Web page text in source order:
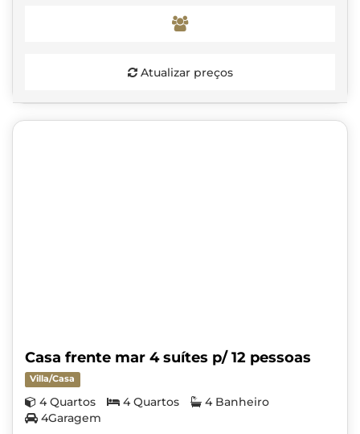
Atualizar preços
Casa frente mar 4 suítes p/ 12 pessoas
Villa/Casa
4 Quartos 4 Quartos
4 Banheiro
4Garagem